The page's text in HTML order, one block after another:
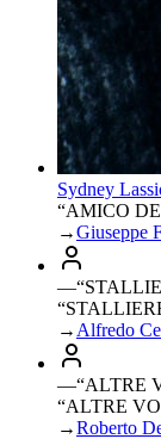
Sydney
“AMICO
→Giuseppe
—“
→ Alfredo
—“ALTRE
“ALTRE
→Roberto